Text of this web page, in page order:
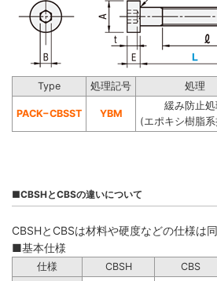
Type 処理記号 処理
PACK−CBSST YBM
緩み防止処
(エポキシ樹脂
■CBSHとCBSの違いについて
CBSHとCBSは材料や硬度などの仕様は
■基本仕様
仕様 CBSH
CBS